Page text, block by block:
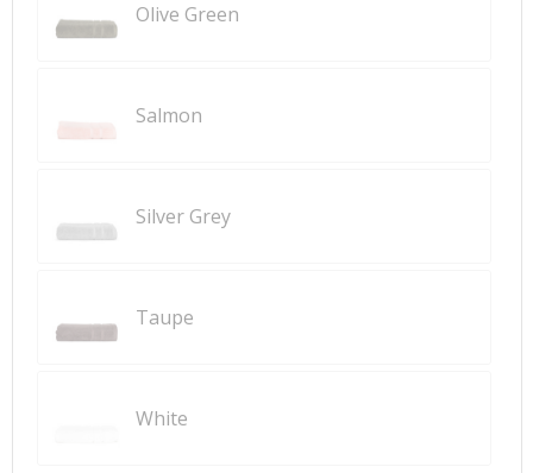
Olive Green
Salmon
Silver Grey
Taupe
White